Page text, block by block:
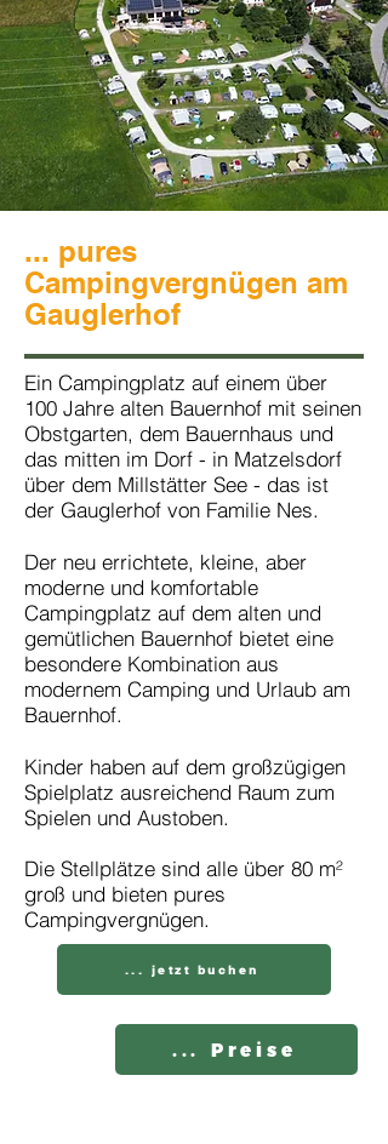
... pures
Campingvergnügen am
Gauglerhof
Ein Campingplatz auf einem über
100 Jahre alten Bauernhof mit seinen
Obstgarten, dem Bauernhaus und
das mitten im Dorf - in Matzelsdorf
über dem Millstätter See - das ist
der Gauglerhof von Familie Nes.
Der neu errichtete, kleine, aber
moderne und komfortable
Campingplatz auf dem alten und
gemütlichen Bauernhof bietet eine
besondere Kombination aus
modernem Camping und Urlaub am
Bauernhof.
Kinder haben auf dem großzügigen
Spielplatz ausreichend Raum zum
Spielen und Austoben.
Die Stellplätze sind alle über 80 m²
groß und bieten pures
Campingvergnügen.
... jetzt buchen
... Preise